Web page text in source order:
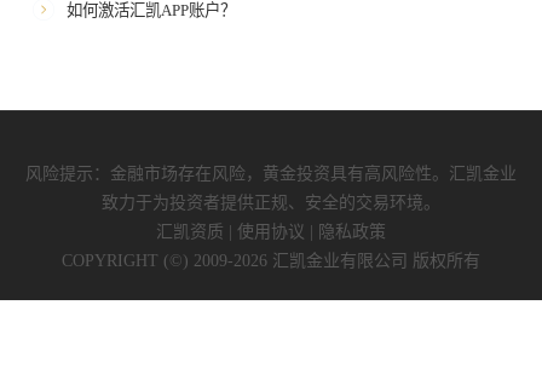
如何激活汇凯APP账户？
风险提示：金融市场存在风险，黄金投资具有高风险性。汇凯金业
致力于为投资者提供正规、安全的交易环境。
汇凯资质 | 使用协议 | 隐私政策
COPYRIGHT (©) 2009-2026 汇凯金业有限公司 版权所有